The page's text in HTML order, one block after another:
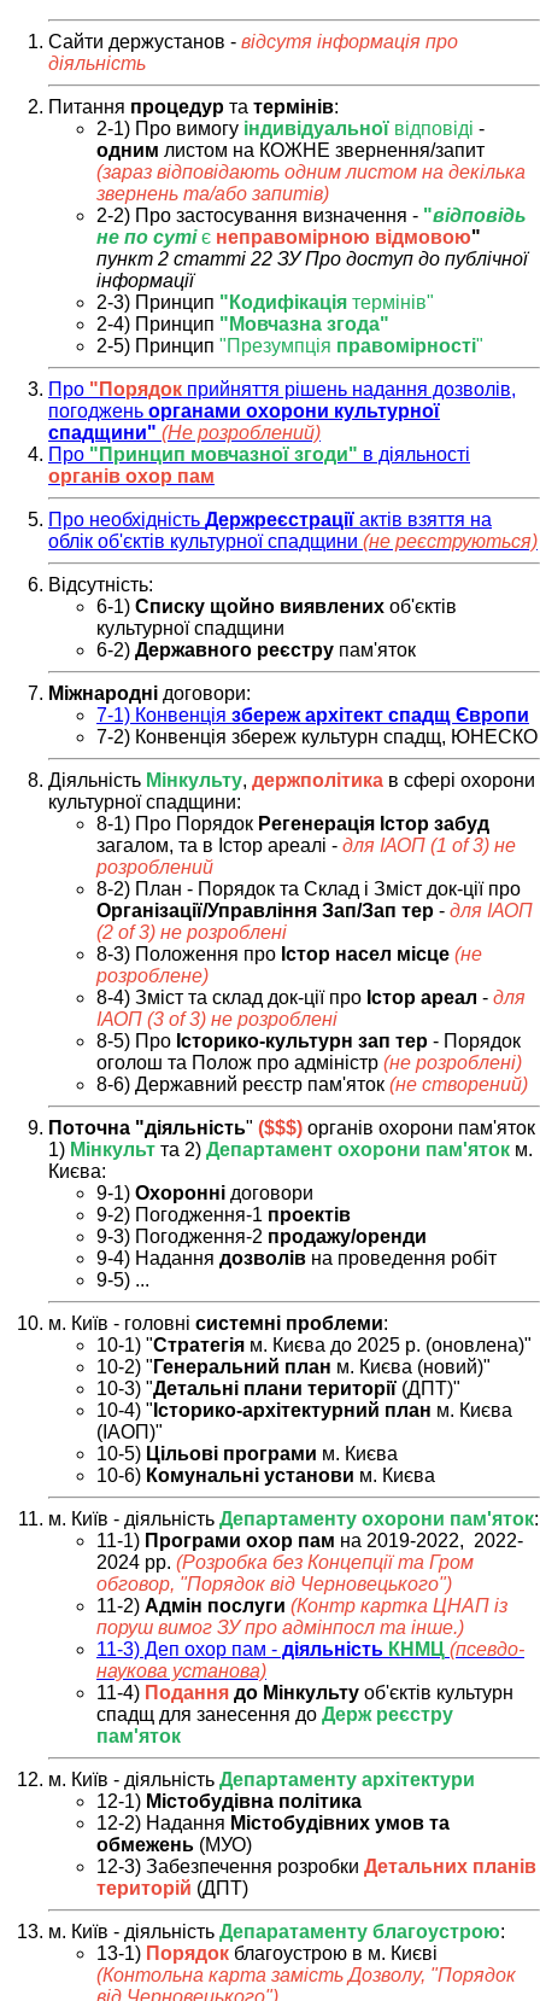
Сайти держустанов - відсутя інформація про
діяльність
Питання процедур та термінів:
2-1) Про вимогу індивідуальної відповіді -
одним листом на КОЖНЕ звернення/запит
(зараз відповідають одним листом на декілька
звернень та/або запитів)
2-2) Про застосування визначення - "відповідь
не по суті є неправомірною відмовою"
пункт 2 статті 22 ЗУ Про доступ до публічної
інформації
2-3) Принцип "Кодифікація термінів"
2-4) Принцип "Мовчазна згода"
2-5) Принцип "Презумпція правомірності"
Про "Порядок прийняття рішень надання дозволів,
погоджень органами охорони культурної
спадщини" (Не розроблений)
Про "Принцип мовчазної згоди" в діяльності
органів охор пам
Про необхідність Держреєстрації актів взяття на
облік об'єктів культурної спадщини (не реєструються)
Відсутність:
6-1) Списку щойно виявлених об'єктів
культурної спадщини
6-2) Державного реєстру пам'яток
Міжнародні договори:
7-1) Конвенція збереж архітект спадщ Європи
7-2) Конвенція збереж культурн спадщ, ЮНЕСКО
Діяльність Мінкульту, держполітика в сфері охорони
культурної спадщини:
8-1) Про Порядок Регенерація Істор забуд
загалом, та в Істор ареалі - для ІАОП (1 of 3) не
розроблений
8-2) План - Порядок та Склад і Зміст док-ції про
Організації/Управління Зап/Зап тер - для ІАОП
(2 of 3) не розроблені
8-3) Положення про Істор насел місце (не
розроблене)
8-4) Зміст та склад док-ції про Істор ареал - для
ІАОП (3 of 3) не розроблені
8-5) Про Історико-культурн зап тер - Порядок
оголош та Полож про адміністр (не розроблені)
8-6) Державний реєстр пам'яток (не створений)
Поточна "діяльність" ($$$) органів охорони пам'яток
1) Мінкульт та 2) Департамент охорони пам'яток м.
Києва:
9-1) Охоронні договори
9-2) Погодження-1 проектів
9-3) Погодження-2 продажу/оренди
9-4) Надання дозволів на проведення робіт
9-5) ...
м. Київ - головні системні проблеми:
10-1) "Стратегія м. Києва до 2025 р. (оновлена)"
10-2) " Генеральний план м. Києва (новий)"
10-3) "Детальні плани території (ДПТ)"
10-4) " Історико-архітектурний план м. Києва
(ІАОП)"
10-5) Цільові програми м. Києва
10-6) Комунальні установи м. Києва
м. Київ - діяльність Департаменту охорони пам'яток:
11-1) Програми охор пам на 2019-2022, 2022-
2024 рр. (Розробка без Концепції та Гром
обговор, "Порядок від Черновецького")
11-2) Адмін послуги (Контр картка ЦНАП із
поруш вимог ЗУ про адмінпосл та інше.)
11-3) Деп охор пам - діяльність КНМЦ (псевдо-
наукова установа)
11-4) Подання до Мінкульту об'єктів культурн
спадщ для занесення до Держ реєстру
пам'яток
м. Київ - діяльність Департаменту архітектури
12-1) Містобудівна політика
12-2) Надання Містобудівних умов та
обмежень (МУО)
12-3) Забезпечення розробки Детальних планів
територій (ДПТ)
м. Київ - діяльність Депаратаменту благоустрою:
13-1) Порядок благоустрою в м. Києві
(Контольна карта замість Дозволу, "Порядок
від Черновецького")